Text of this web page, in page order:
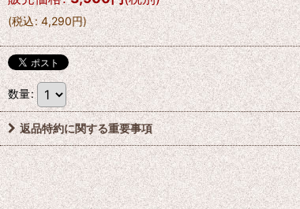
(税込: 4,290円)
数量:
返品特約に関する重要事項